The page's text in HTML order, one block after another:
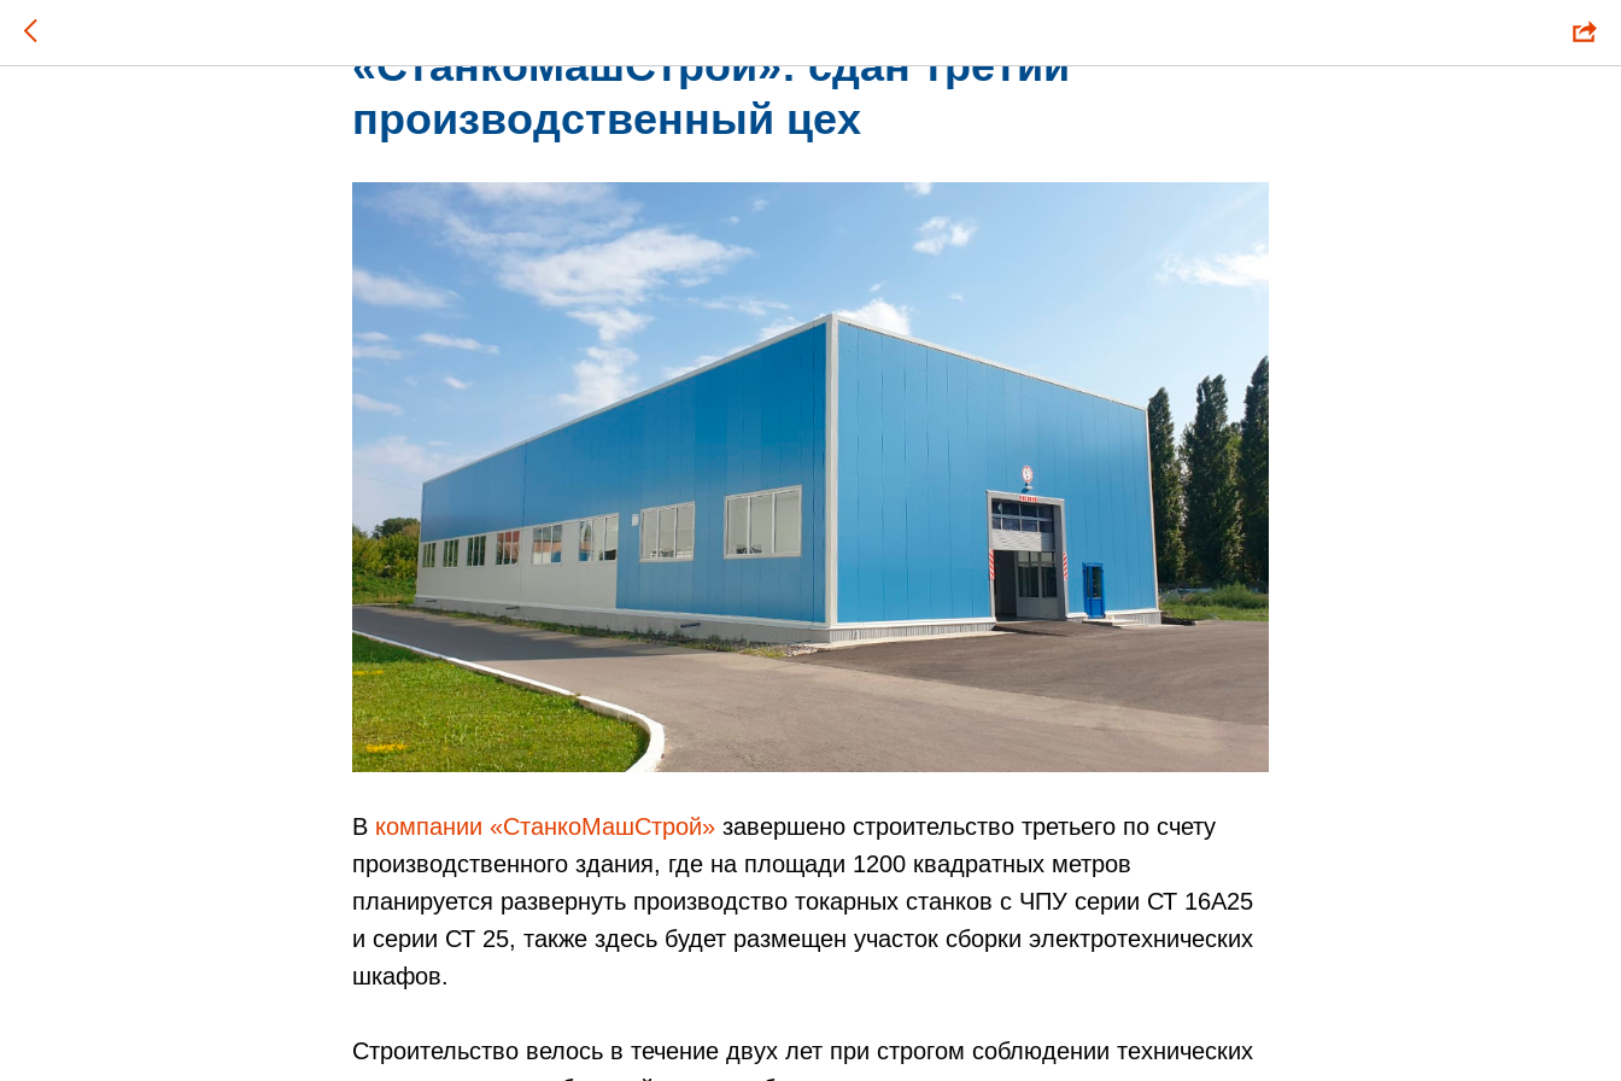
«СтанкоМашСтрой»: сдан третий
производственный цех
В компании «СтанкоМашСтрой» завершено строительство третьего по счету
производственного здания, где на площади 1200 квадратных метров
планируется развернуть производство токарных станков с ЧПУ серии СТ 16А25
и серии СТ 25, также здесь будет размещен участок сборки электротехнических
шкафов.
Строительство велось в течение двух лет при строгом соблюдении технических